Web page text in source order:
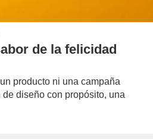
de la felicidad
producto ni una campaña
diseño con propósito, una